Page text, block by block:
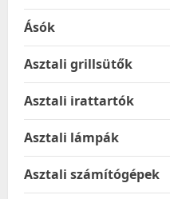
Ásók
Asztali grillsütők
Asztali irattartók
Asztali lámpák
Asztali számítógépek